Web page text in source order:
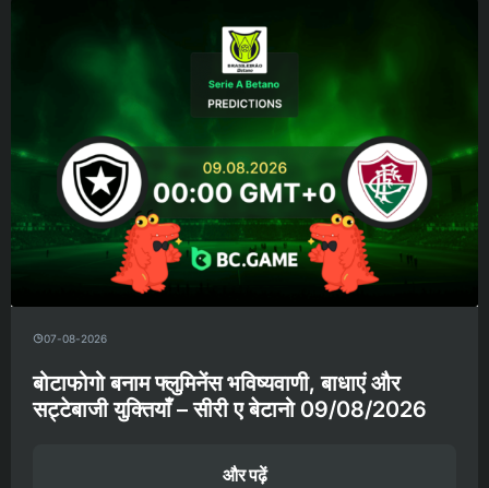
07-08-2026
बोटाफोगो बनाम फ्लुमिनेंस भविष्यवाणी, बाधाएं और
सट्टेबाजी युक्तियाँ – सीरी ए बेटानो 09/08/2026
और पढ़ें